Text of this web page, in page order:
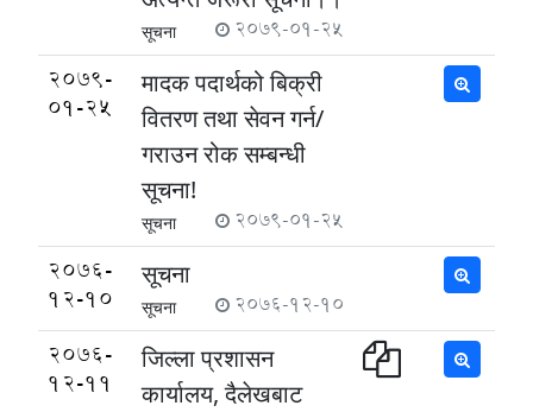
सूचना 2079-01-25
2079-
01-25
मादक पदार्थको बिक्री
वितरण तथा सेवन गर्न/
गराउन रोक सम्बन्धी
सूचना!
सूचना 2079-01-25
2076-
12-10
सूचना
सूचना 2076-12-10
2076-
12-11
जिल्ला प्रशासन
कार्यालय, दैलेखबाट